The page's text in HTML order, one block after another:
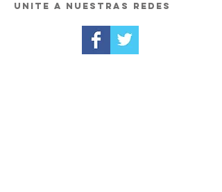
Unite a nuestras redes